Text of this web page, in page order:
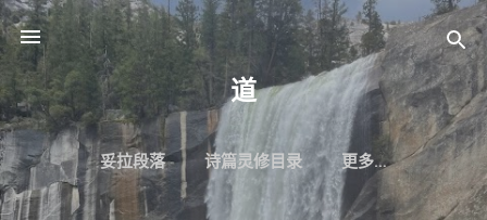
跳至主要内容
道
妥拉段落 诗篇灵修目录 更多…